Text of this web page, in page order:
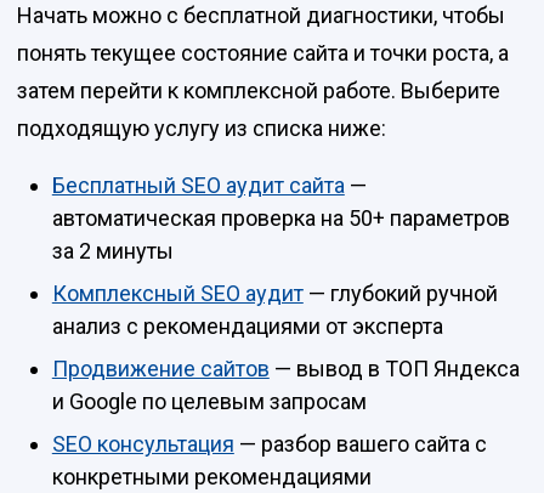
Начать можно с бесплатной диагностики, чтобы
понять текущее состояние сайта и точки роста, а
затем перейти к комплексной работе. Выберите
подходящую услугу из списка ниже:
Бесплатный SEO аудит сайта —
автоматическая проверка на 50+ параметров
за 2 минуты
Комплексный SEO аудит— глубокий ручной
анализ с рекомендациями от эксперта
Продвижение сайтов — вывод в ТОП Яндекса
и Google по целевым запросам
SEO консультация — разбор вашего сайта с
конкретными рекомендациями